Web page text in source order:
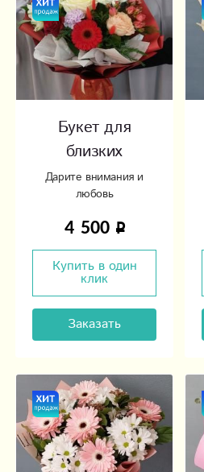
Букет для
близких
Дарите внимания и
любовь
4 500
Купить в один
клик
Заказать